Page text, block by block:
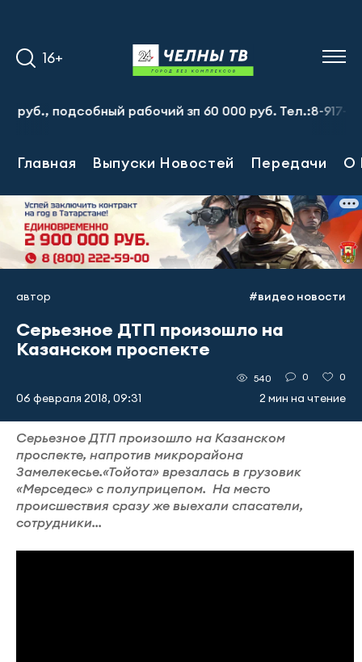
16+
рабочий зп 60 000 руб. Тел.:8-917-913-20-71
Главная Выпуски Новостей Передачи О
автор #видео новости
Серьезное ДТП произошло на
Казанском проспекте
06 февраля 2018, 09:31
540 0 0
2 мин на чтение
Серьезное ДТП произошло на Казанском
проспекте, напротив микрорайона
Замелекесье.«Тойота» врезалась в грузовик
«Мерседес» с полуприцепом. На место
происшествия сразу же выехали спасатели,
сотрудники...